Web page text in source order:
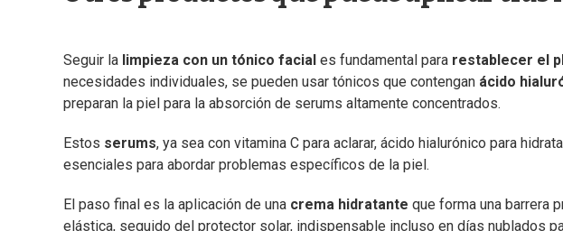
Seguir la limpieza con un tónico facial es fundamental para restablecer el
necesidades individuales, se pueden usar tónicos que contengan ácido
preparan la piel para la absorción de serums altamente concentrados.
Estos serums, ya sea con vitamina C para aclarar, ácido hialurónico para
esenciales para abordar problemas específicos de la piel.
El paso final es la aplicación de una crema hidratante que forma una barrera
elástica, seguido del protector solar, indispensable incluso en días nublados